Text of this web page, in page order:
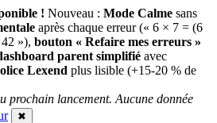
! Nouveau : Mode Calme sans
après chaque erreur (« 6 × 7 = (6
»), bouton « Refaire mes erreurs »
parent simplifié avec
Lexend plus lisible (+15-20 % de
prochain lancement. Aucune donnée
✖